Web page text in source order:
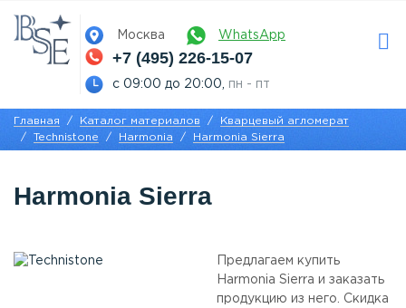
Москва WhatsApp
+7 (495) 226-15-07
с 09:00 до 20:00, пн - пт
Главная Каталог материалов
Кварцевый агломерат
Technistone
Harmonia Harmonia Sierra
Harmonia Sierra
Предлагаем купить
Harmonia Sierra и заказать
продукцию из него. Скидка